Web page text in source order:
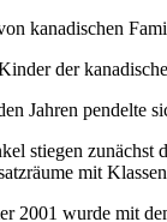
kanadischen
der
Jahren pendelte
stiegen zunächst
mit
2001 wurde mit